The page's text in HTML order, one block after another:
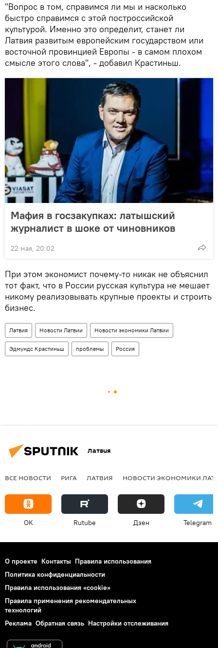
"Вопрос в том, справимся ли мы и насколько
быстро справимся с этой построссийской
культурой. Именно это определит, станет ли
Латвия развитым европейским государством или
восточной провинцией Европы - в самом плохом
смысле этого слова", - добавил Крастиньш.
Мафия в госзакупках: латышский
журналист в шоке от чиновников
22 мая, 20:02
При этом экономист почему-то никак не объяснил
тот факт, что в России русская культура не мешает
никому реализовывать крупные проекты и строить
бизнес.
Латвия Новости Латвии Новости экономики Латвии
Эдмундс Крастиньш проблемы Россия
Латвия
ВСЕ НОВОСТИ РИГА ЛАТВИЯ НОВОСТИ ЭКОНОМИКИ
OK Rutube Дзен Telegram
О проекте Контакты Правила использования
Политика конфиденциальности
Правила использования «cookie»
Правила применения рекомендательных
технологий
Реклама Обратная связь Настройки отслеживания